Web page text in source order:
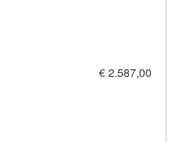
€ 2.587,00